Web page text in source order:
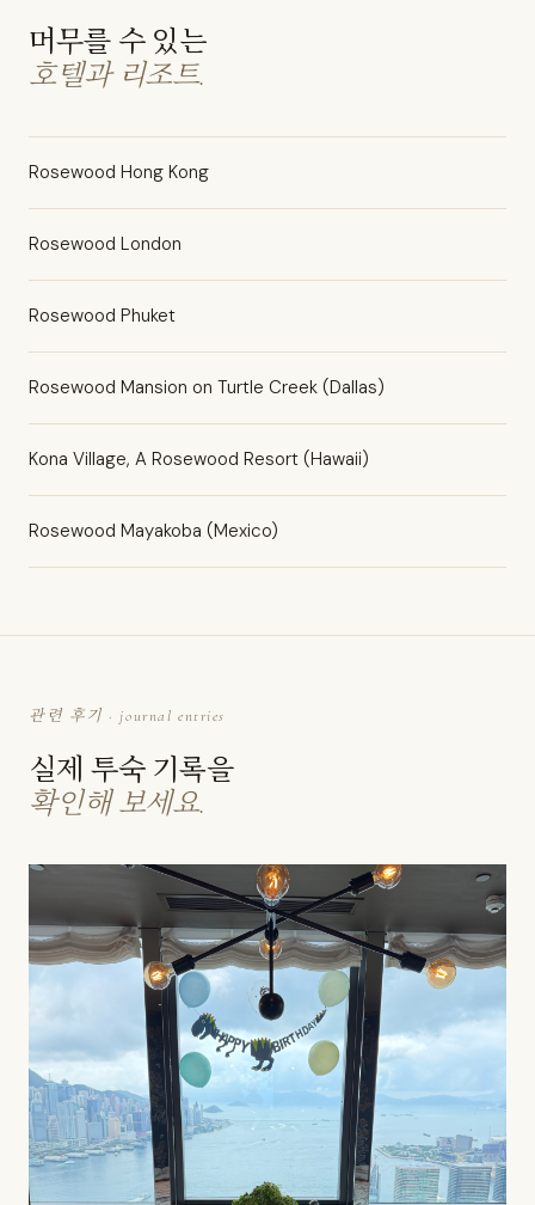
머무를 수 있는
호텔과 리조트.
Rosewood Hong Kong
Rosewood London
Rosewood Phuket
Rosewood Mansion on Turtle Creek (Dallas)
Kona Village, A Rosewood Resort (Hawaii)
Rosewood Mayakoba (Mexico)
관련 후기 · journal entries
실제 투숙 기록을
확인해 보세요.